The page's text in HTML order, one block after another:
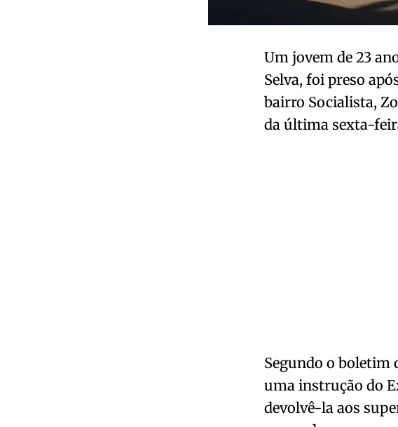
Um jovem de 23
Selva, foi preso
bairro Socialista,
da última sexta-
Segundo o boletim
uma instrução do
devolvê-la aos